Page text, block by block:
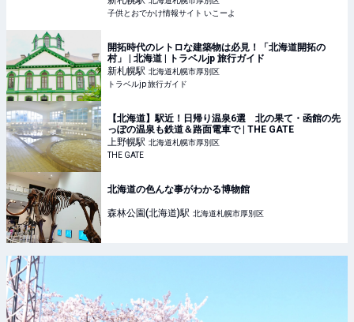
子供とおでかけ情報サイト いこーよ
開拓時代のレトロな建築物は必見！「北海道開拓の
村」 | 北海道 | トラベルjp 旅行ガイド
新札幌駅 北海道札幌市厚別区
トラベルjp 旅行ガイド
【北海道】駅近！日帰り温泉6選 北の果て・函館の先
っぽの温泉も鉄道＆路面電車で | THE GATE
上野幌駅 北海道札幌市厚別区
THE GATE
北海道の色んな事がわかる博物館
森林公園(北海道)駅 北海道札幌市厚別区